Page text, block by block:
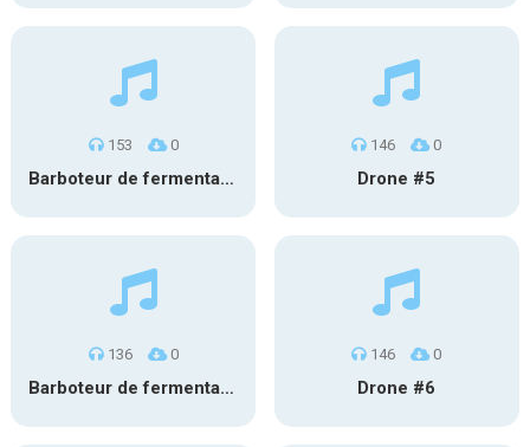
153 0
Barboteur de fermentation #1
146 0
Drone #5
136 0
Barboteur de fermentation #2
146 0
Drone #6